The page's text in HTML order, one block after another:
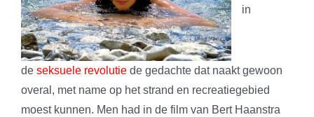
in
de seksuele revolutie de gedachte dat naakt gewoon
overal, met name op het strand en recreatiegebied
moest kunnen. Men had in de film van Bert Haanstra